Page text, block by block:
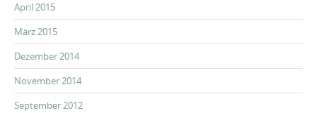
April 2015
März 2015
Dezember 2014
November 2014
September 2012